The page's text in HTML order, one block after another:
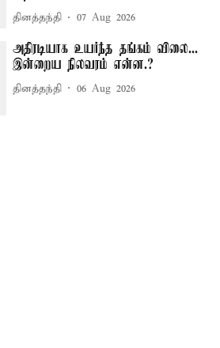
தினத்தந்தி 07 Aug 2026
அதிரடியாக உயர்ந்த தங்கம் விலை...
இன்றைய நிலவரம் என்ன.?
தினத்தந்தி 06 Aug 2026